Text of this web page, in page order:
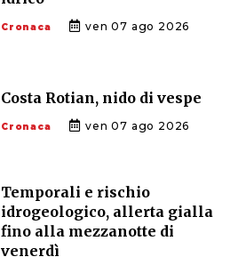
Cronaca ven 07 ago 2026
Costa Rotian, nido di vespe
Cronaca ven 07 ago 2026
Temporali e rischio
idrogeologico, allerta gialla
fino alla mezzanotte di
venerdì